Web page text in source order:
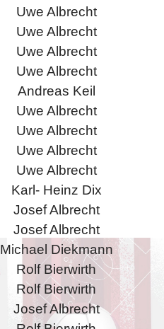
Uwe Albrecht
Uwe Albrecht
Uwe Albrecht
Uwe Albrecht
Andreas Keil
Uwe Albrecht
Uwe Albrecht
Uwe Albrecht
Uwe Albrecht
Karl- Heinz Dix
Josef Albrecht
Josef Albrecht
Michael Diekmann
Rolf Bierwirth
Rolf Bierwirth
Josef Albrecht